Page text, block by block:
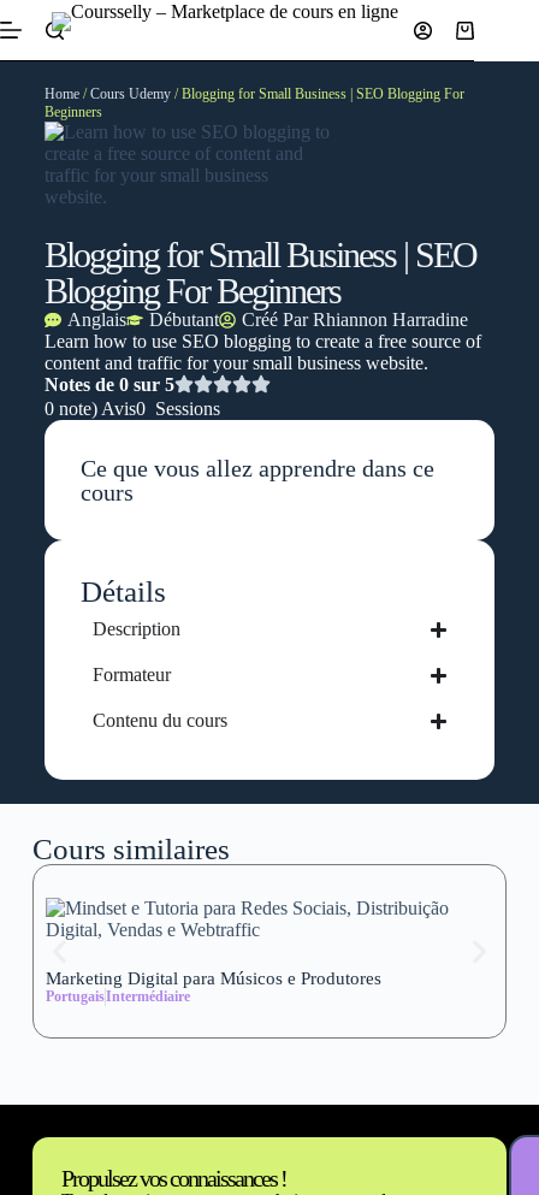
Home/Cours Udemy/ Blogging for Small Business | SEO Blogging For
Beginners
Blogging for Small Business | SEO
Blogging For Beginners
Anglais Débutant Créé ParRhiannon Harradine
Learn how to use SEO blogging to create a free source of
content and traffic for your small business website.
Notes de 0 sur 5
0 note) Avis0 Sessions
Ce que vous allez apprendre dans ce
cours
Détails
Description
Formateur
Contenu du cours
Cours similaires
Marketing Digital para Músicos e Produtores
PortugaisIntermédiaire
Propulsez vos connaissances !